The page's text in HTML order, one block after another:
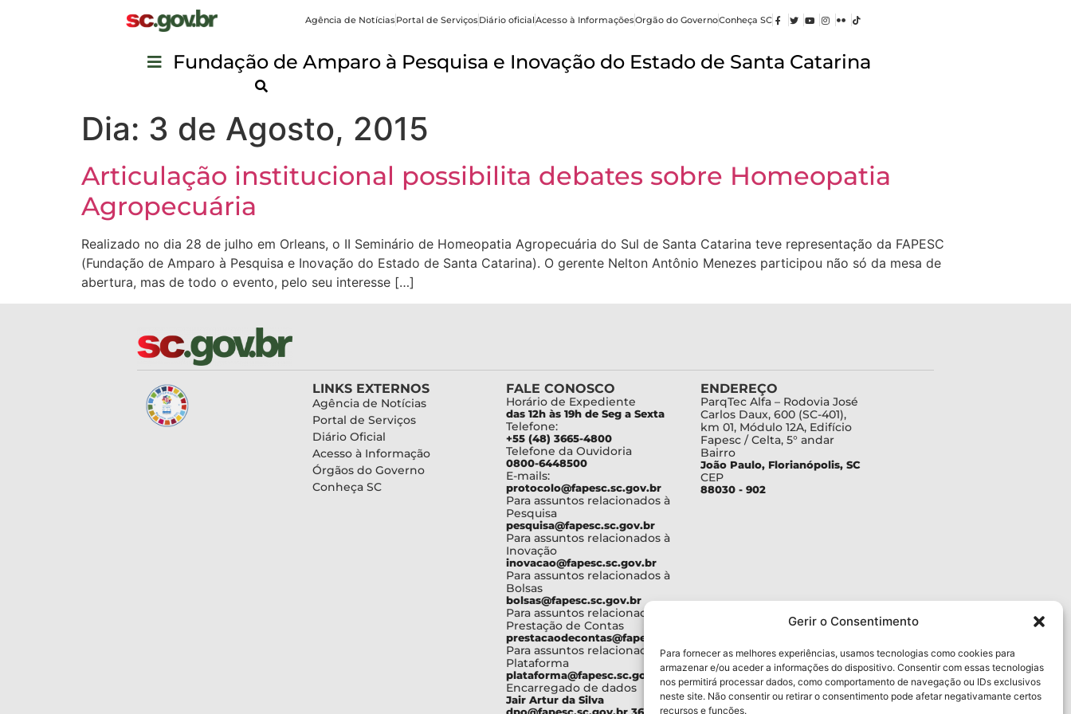
Gerir o Consentimento
Para fornecer as melhores experiências, usamos tecnologias como cookies para
armazenar e/ou aceder a informações do dispositivo. Consentir com essas tecnologias
nos permitirá processar dados, como comportamento de navegação ou IDs exclusivos
neste site. Não consentir ou retirar o consentimento pode afetar negativamante certos
recursos e funções.
Agência de NotíciasPortal de ServiçosDiário oficialAcesso à InformaçõesOrgão do GovernoConheça SC
Fundação de Amparo à Pesquisa e Inovação do Estado de Santa Catarina
Dia: 3 de Agosto, 2015
Articulação institucional possibilita debates sobre Homeopatia
Agropecuária
Realizado no dia 28 de julho em Orleans, o II Seminário de Homeopatia Agropecuária do Sul de Santa Catarina teve representação da FAPESC
(Fundação de Amparo à Pesquisa e Inovação do Estado de Santa Catarina). O gerente Nelton Antônio Menezes participou não só da mesa de
abertura, mas de todo o evento, pelo seu interesse […]
LINKS EXTERNOS
Agência de Notícias
Portal de Serviços
Diário Oficial
Acesso à Informação
Órgãos do Governo
Conheça SC
FALE CONOSCO
Horário de Expediente
das 12h às 19h de Seg a Sexta
Telefone:
+55 (48) 3665-4800
Telefone da Ouvidoria
0800-6448500
E-mails:
protocolo@fapesc.sc.gov.br
Para assuntos relacionados à
Pesquisa
pesquisa@fapesc.sc.gov.br
Para assuntos relacionados à
Inovação
inovacao@fapesc.sc.gov.br
Para assuntos relacionados à
Bolsas
bolsas@fapesc.sc.gov.br
Para assuntos relacionados à
Prestação de Contas
prestacaodecontas@fapesc.sc.gov.br
Para assuntos relacionados à
Plataforma
plataforma@fapesc.sc.gov.br
Encarregado de dados
Jair Artur da Silva
dpo@fapesc.sc.gov.br 3665-
ENDEREÇO
ParqTec Alfa – Rodovia José
Carlos Daux, 600 (SC-401),
km 01, Módulo 12A, Edifício
Fapesc / Celta, 5° andar
Bairro
João Paulo, Florianópolis, SC
CEP
88030 - 902